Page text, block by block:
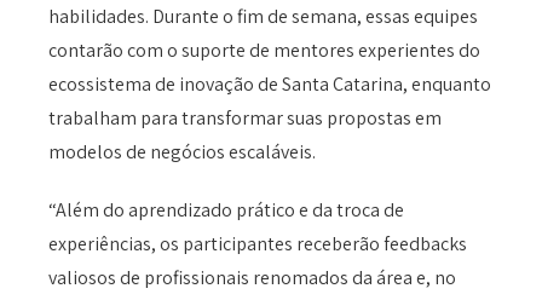
habilidades. Durante o fim de semana, essas equipes
contarão com o suporte de mentores experientes do
ecossistema de inovação de Santa Catarina, enquanto
trabalham para transformar suas propostas em
modelos de negócios escaláveis.
“Além do aprendizado prático e da troca de
experiências, os participantes receberão feedbacks
valiosos de profissionais renomados da área e, no